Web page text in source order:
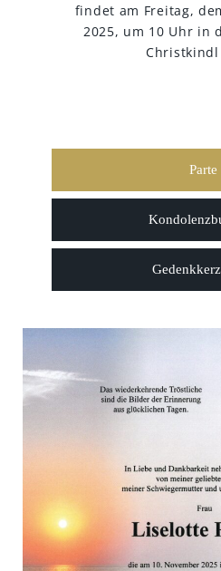
findet am Freitag,
2025, um 10 Uhr in
Parte